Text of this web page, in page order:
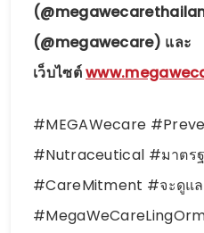
(@megawecare) และ
เว็บไซต์
#MEGAWecare
#Nutraceutical #มาตร
#CareMitment #จะดูแ